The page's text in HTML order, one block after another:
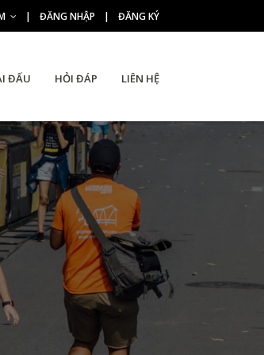
| ĐĂNG NHẬP | ĐĂNG KÝ
ĐẤU HỎI ĐÁP LIÊN HỆ